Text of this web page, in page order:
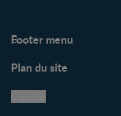
Footer menu
Centre de soutien
Avis légaux
Protection des
Plan du site